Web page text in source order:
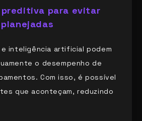
para evitar
e inteligência artificial podem
o desempenho de
Com isso, é possível
que aconteçam, reduzindo